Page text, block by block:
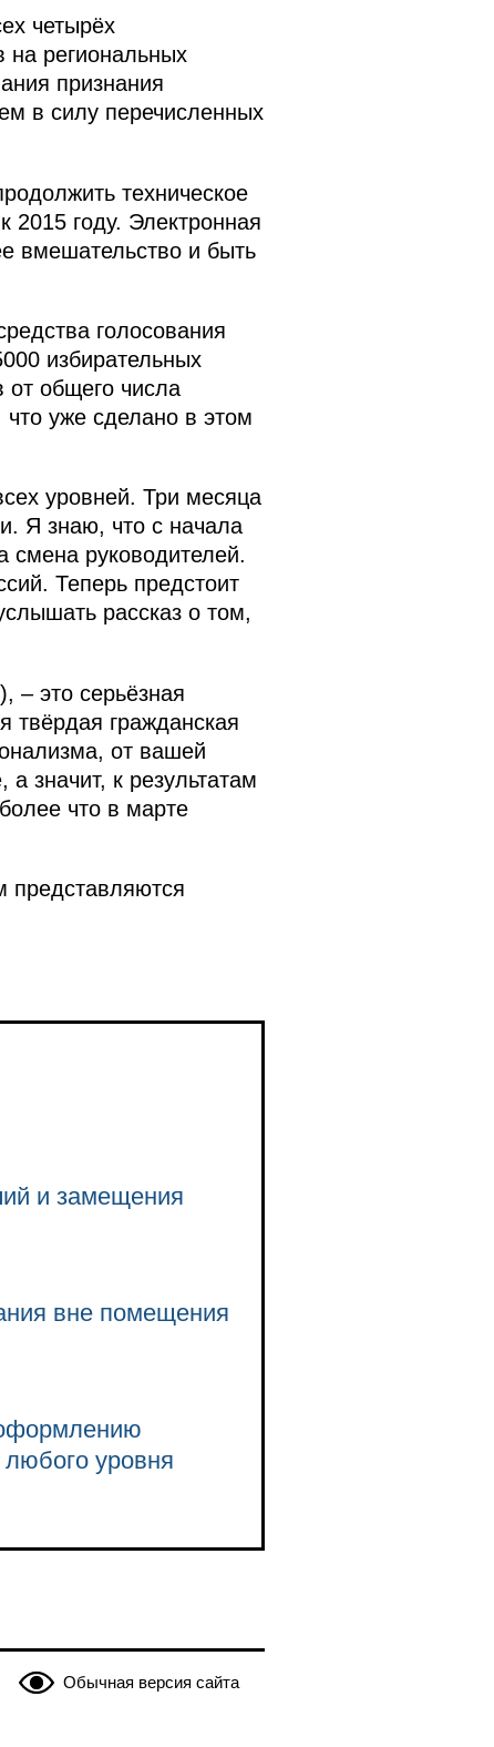
четырёх
на региональных
признания
в силу перечисленных
техническое
2015 году. Электронная
вмешательство и быть
голосования
избирательных
от общего числа
уже сделано в этом
уровней. Три месяца
Я знаю, что с начала
смена руководителей.
Теперь предстоит
рассказ о том,
– это серьёзная
твёрдая гражданская
от вашей
значит, к результатам
что в марте
представляются
и замещения
вне помещения
уровня
Обычная версия сайта